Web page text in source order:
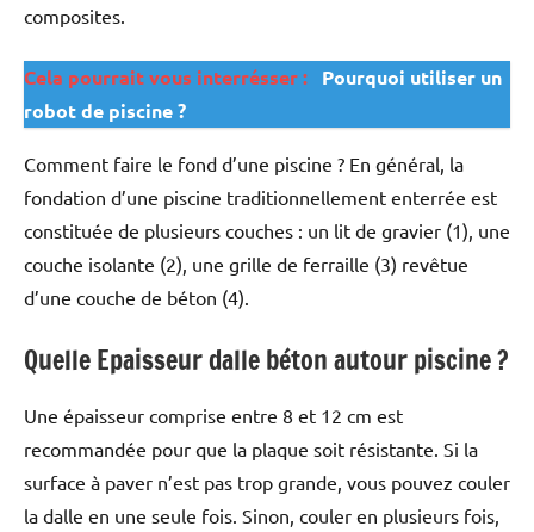
composites.
Cela pourrait vous interrésser :
Pourquoi utiliser un
robot de piscine ?
Comment faire le fond d’une piscine ? En général, la
fondation d’une piscine traditionnellement enterrée est
constituée de plusieurs couches : un lit de gravier (1), une
couche isolante (2), une grille de ferraille (3) revêtue
d’une couche de béton (4).
Quelle Epaisseur dalle béton autour piscine ?
Une épaisseur comprise entre 8 et 12 cm est
recommandée pour que la plaque soit résistante. Si la
surface à paver n’est pas trop grande, vous pouvez couler
la dalle en une seule fois. Sinon, couler en plusieurs fois,